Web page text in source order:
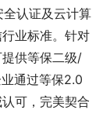
认证及云计算
业标准。针对
供等保二级/
通过等保2.0
可，完美契合